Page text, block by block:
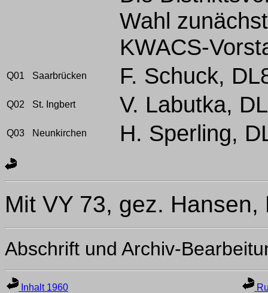
Wahl
KWACS-
Q01 Saarbrücken F. Schuck,
Q02 St. Ingbert V. Labutka,
Q03 Neunkirchen H. Sperling,
Mit VY 73, gez. Hansen,
Abschrift und Archiv-
Inhalt 1960